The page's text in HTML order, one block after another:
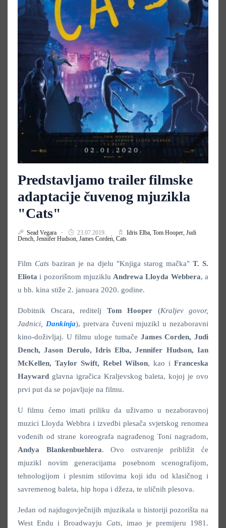
Predstavljamo trailer filmske
adaptacije čuvenog mjuzikla
"Cats"
Sead Vegara 23.07.2019. Idris Elba, Tom Hooper, Judi
Dench, Jennifer Hudson, James Corden, Cats
FilmCats baziran je na djelu "Knjiga starog mačka" T. S.
Eliota i pozorišnom mjuzikluAndrewa Lloyda Webbera, a
u bh. kina stiže 2. januara 2020. godine.
Dobitnik Oscara, reditelj Tom Hooper (Kraljev govor,
Jadnici, Dankinja), pretvara čuveni mjuzikl u nezaboravni
kino-doživljaj. U filmu uloge tumače James Corden, Judi
Dench, Jason Derulo, Idris Elba, Jennifer Hudson, Ian
McKellen, Taylor Swift, Rebel Wilson, kao i Franceska
Hayward glavna igračica Kraljevskog baleta, kojoj je ovo
prvi put da se pojavljuje na filmu.
U filmu ćemo imati priliku da uživamo u nezaboravnoj
muzici Lloyda Webbra i izvedbi plesača svjetskog renomea
vođenih od strane koreografa nagrađenog Toni nagradom,
Andya Blankenbuehlera. Ovo ostvarenje približit će
mjuzikl novim generacijama posebnom scenografijom,
tehnologijom i plesnim stilovima koji idu od klasičnog i
savremenog baleta, hip hopa i džeza, te uličnih plesova.
Jedan od najdugovječnijih mjuzikala u historiji pozorišta na
West Endu i Broadwayju Cats, imao je premijeru 1981.